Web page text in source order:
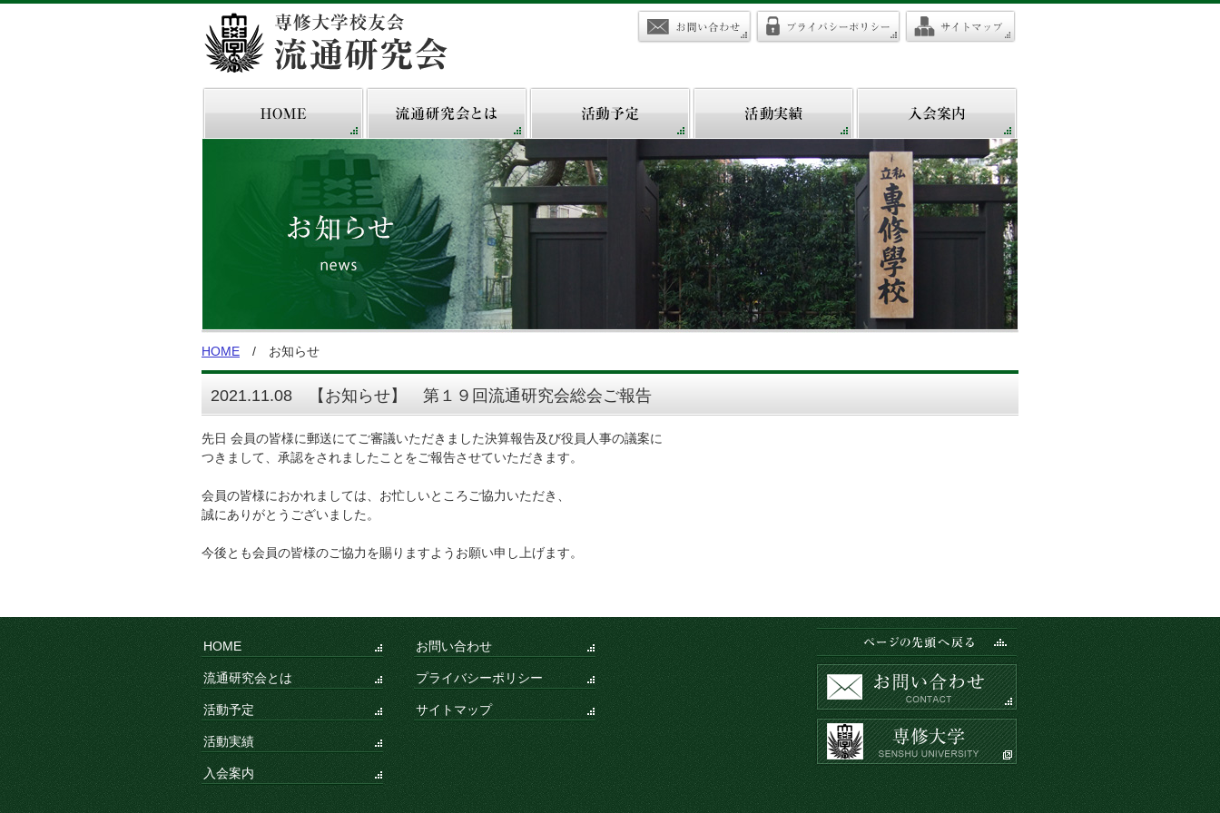
HOME お知らせ
2021.11.08 【お知らせ】 第１９回流通研究会総会ご報告
先日 会員の皆様に郵送にてご審議いただきました決算報告及び役員人事の議案に
つきまして、承認をされましたことをご報告させていただきます。
会員の皆様におかれましては、お忙しいところご協力いただき、
誠にありがとうございました。
今後とも会員の皆様のご協力を賜りますようお願い申し上げます。
HOME
流通研究会とは
活動予定
活動実績
入会案内
お問い合わせ
プライバシーポリシー
サイトマップ